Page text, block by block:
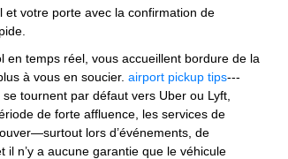
votre porte avec la confirmation de
en temps réel, vous accueillent bordure de la
à vous en soucier. airport pickup tips---
tournent par défaut vers Uber ou Lyft,
de forte affluence, les services de
lors d’événements, de
il n’y a aucune garantie que le véhicule